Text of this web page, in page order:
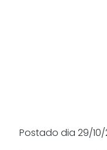
Postado dia 29/